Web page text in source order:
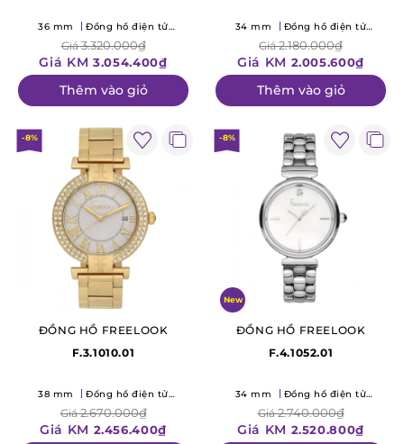
36 mm
Đồng hồ điện tử
Giá3.320.000₫
Giá KM 3.054.400₫
Thêm vào giỏ
34 mm
Đồng hồ điện tử
Giá2.180.000₫
Giá KM 2.005.600₫
Thêm vào giỏ
-8%
ĐỒNG HỒ FREELOOK
F.3.1010.01
38 mm
Đồng hồ điện tử
Giá2.670.000₫
Giá KM 2.456.400₫
-8%
New
ĐỒNG HỒ FREELOOK
F.4.1052.01
34 mm
Đồng hồ điện tử
Giá2.740.000₫
Giá KM 2.520.800₫